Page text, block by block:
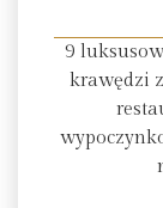
9
krawędzi